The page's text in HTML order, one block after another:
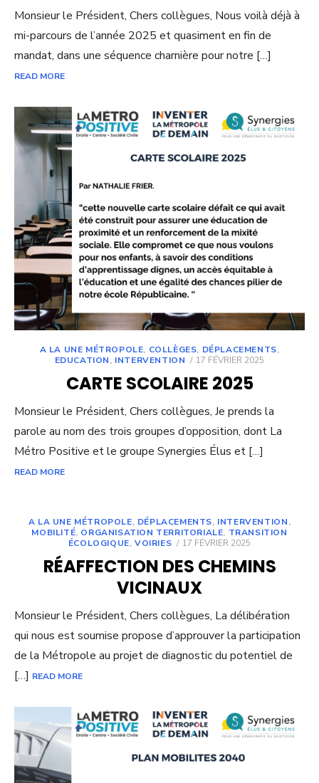
Monsieur le Président, Chers collègues, Nous voilà déjà à
mi-parcours de l’année 2025 et quasiment en fin de
mandat, dans une séquence charnière pour notre […]
READ MORE
A LA UNE MÉTROPOLE, COLLÈGES, DÉPLACEMENTS,
EDUCATION, INTERVENTION
POSTED
17 FÉVRIER 2025
CARTE SCOLAIRE 2025
Monsieur le Président, Chers collègues, Je prends la
parole au nom des trois groupes d’opposition, dont La
Métro Positive et le groupe Synergies Élus et […]
READ MORE
A LA UNE MÉTROPOLE, DÉPLACEMENTS, INTERVENTION,
MOBILITÉ, ORGANISATION TERRITORIALE, TRANSITION
ÉCOLOGIQUE, VOIRIES
POSTED
17 FÉVRIER 2025
RÉAFFECTION DES CHEMINS
VICINAUX
Monsieur le Président, Chers collègues, La délibération
qui nous est soumise propose d’approuver la participation
de la Métropole au projet de diagnostic du potentiel de
[…] READ MORE